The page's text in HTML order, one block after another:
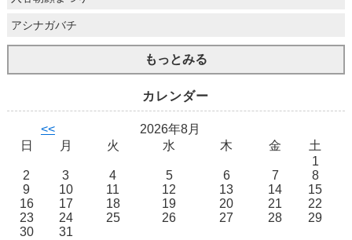
アシナガバチ
もっとみる
カレンダー
<<
2026年8月
日
月 火 水 木 金
土
1
2
3 4 5 6 7
8
9
10 11 12 13 14
15
16
17 18 19 20 21
22
23
24 25 26 27 28
29
30
31